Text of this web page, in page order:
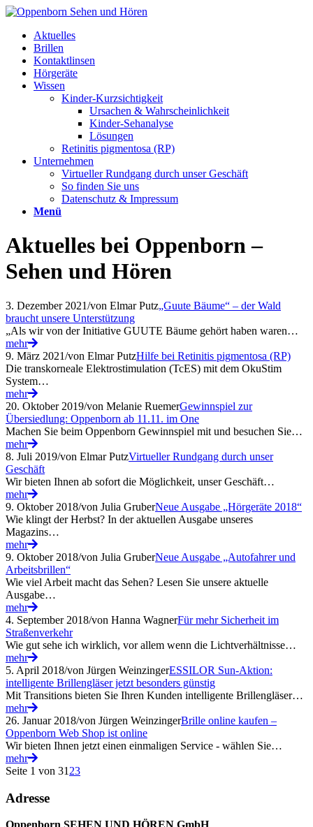
Aktuelles
Brillen
Kontaktlinsen
Hörgeräte
Wissen
Kinder-Kurzsichtigkeit
Ursachen & Wahrscheinlichkeit
Kinder-Sehanalyse
Lösungen
Retinitis pigmentosa (RP)
Unternehmen
Virtueller Rundgang durch unser Geschäft
So finden Sie uns
Datenschutz & Impressum
Menü
Aktuelles bei Oppenborn –
Sehen und Hören
3. Dezember 2021/von Elmar Putz„Guute Bäume“ – der Wald
braucht unsere Unterstützung
„Als wir von der Initiative GUUTE Bäume gehört haben waren…
mehr
9. März 2021/von Elmar PutzHilfe bei Retinitis pigmentosa (RP)
Die transkorneale Elektrostimulation (TcES) mit dem OkuStim
System…
mehr
20. Oktober 2019/von Melanie RuemerGewinnspiel zur
Übersiedlung: Oppenborn ab 11.11. im One
Machen Sie beim Oppenborn Gewinnspiel mit und besuchen Sie…
mehr
8. Juli 2019/von Elmar PutzVirtueller Rundgang durch unser
Geschäft
Wir bieten Ihnen ab sofort die Möglichkeit, unser Geschäft…
mehr
9. Oktober 2018/von Julia GruberNeue Ausgabe „Hörgeräte 2018“
Wie klingt der Herbst? In der aktuellen Ausgabe unseres
Magazins…
mehr
9. Oktober 2018/von Julia GruberNeue Ausgabe „Autofahrer und
Arbeitsbrillen“
Wie viel Arbeit macht das Sehen? Lesen Sie unsere aktuelle
Ausgabe…
mehr
4. September 2018/von Hanna WagnerFür mehr Sicherheit im
Straßenverkehr
Wie gut sehe ich wirklich, vor allem wenn die Lichtverhältnisse…
mehr
5. April 2018/von Jürgen WeinzingerESSILOR Sun-Aktion:
intelligente Brillengläser jetzt besonders günstig
Mit Transitions bieten Sie Ihren Kunden intelligente Brillengläser…
mehr
26. Januar 2018/von Jürgen WeinzingerBrille online kaufen –
Oppenborn Web Shop ist online
Wir bieten Ihnen jetzt einen einmaligen Service - wählen Sie…
mehr
Seite 1 von 31 23
Adresse